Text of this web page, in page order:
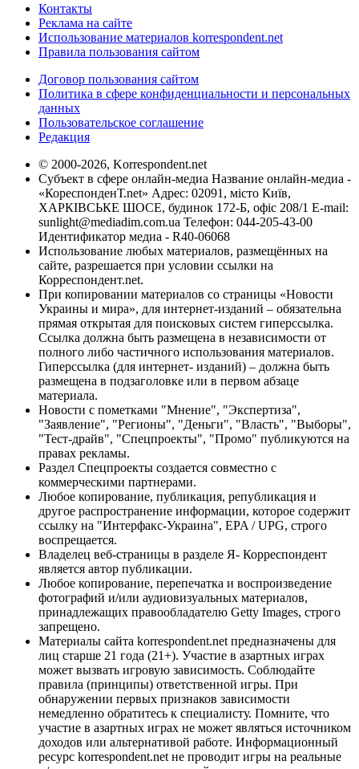
Контакты
Реклама на сайте
Использование материалов korrespondent.net
Правила пользования сайтом
Договор пользования сайтом
Политика в сфере конфиденциальности и персональных
данных
Пользовательское соглашение
Редакция
© 2000-2026, Korrespondent.net
Субъект в сфере онлайн-медиа Название онлайн-медиа -
«КореспонденТ.net» Адрес: 02091, місто Київ,
ХАРКІВСЬКЕ ШОСЕ, будинок 172-Б, офіс 208/1 E-mail:
sunlight@mediadim.com.ua Телефон: 044-205-43-00
Идентификатор медиа - R40-06068
Использование любых материалов, размещённых на
сайте, разрешается при условии ссылки на
Корреспондент.net.
При копировании материалов со страницы «Новости
Украины и мира», для интернет-изданий – обязательна
прямая открытая для поисковых систем гиперссылка.
Ссылка должна быть размещена в независимости от
полного либо частичного использования материалов.
Гиперссылка (для интернет- изданий) – должна быть
размещена в подзаголовке или в первом абзаце
материала.
Новости с пометками "Мнение", "Экспертиза",
"Заявление", "Регионы", "Деньги", "Власть", "Выборы",
"Тест-драйв", "Спецпроекты", "Промо" публикуются на
правах рекламы.
Раздел Спецпроекты создается совместно с
коммерческими партнерами.
Любое копирование, публикация, републикация и
другое распространение информации, которое содержит
ссылку на "Интерфакс-Украина", EPA / UPG, строго
воспрещается.
Владелец веб-страницы в разделе Я- Корреспондент
является автор публикации.
Любое копирование, перепечатка и воспроизведение
фотографий и/или аудиовизуальных материалов,
принадлежащих правообладателю Getty Images, строго
запрещено.
Материалы сайта korrespondent.net предназначены для
лиц старше 21 года (21+). Участие в азартных играх
может вызвать игровую зависимость. Соблюдайте
правила (принципы) ответственной игры. При
обнаружении первых признаков зависимости
немедленно обратитесь к специалисту. Помните, что
участие в азартных играх не может являться источником
доходов или альтернативой работе. Информационный
ресурс korrespondent.net не проводит игры на реальные